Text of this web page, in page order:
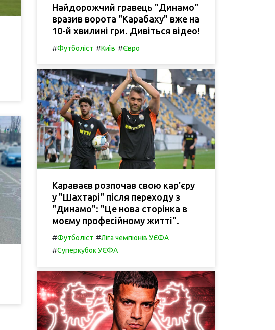
Найдорожчий гравець "Динамо"
вразив ворота "Карабаху" вже на
10-й хвилині гри. Дивіться відео!
#Футболіст #Київ #Євро
Караваєв розпочав свою кар'єру
у "Шахтарі" після переходу з
"Динамо": "Це нова сторінка в
моєму професійному житті".
#Футболіст #Ліга чемпіонів УЄФА
#Суперкубок УЄФА